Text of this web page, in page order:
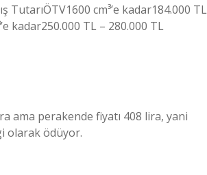
cm³’e kadar184.000 TL
kadar250.000 TL – 280.000 TL
ama perakende fiyatı 408 lira, yani
olarak ödüyor.